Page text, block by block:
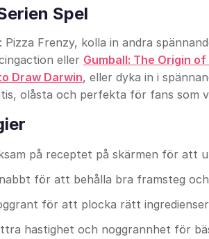
Spel
Pizza Frenzy, kolla in andra
eller Gumball: The Origin
Draw Darwin, eller dyka in i
olåsta och perfekta för fans som
på receptet på skärmen för att
för att behålla bra framsteg
för att plocka rätt
hastighet och noggrannhet för